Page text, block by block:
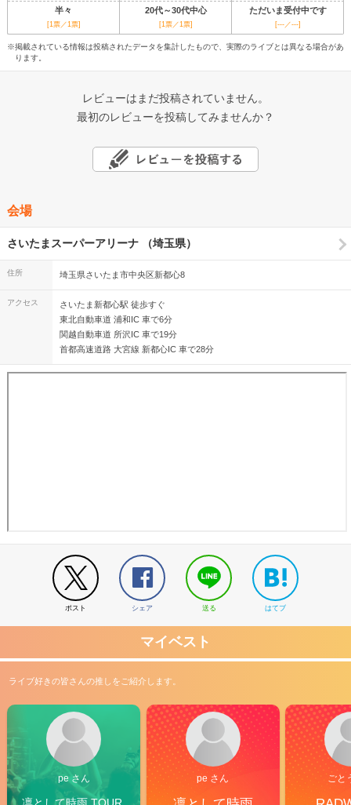
半々 20代～30代中心 ただいま受付中です
[1票／1票] [1票／1票] [---／---]
※掲載されている情報は投稿されたデータを集計したもので、実際のライブとは異なる場合があ
ります。
レビューはまだ投稿されていません。
最初のレビューを投稿してみませんか？
会場
さいたまスーパーアリーナ （埼玉県）
住所 埼玉県さいたま市中央区新都心8
アクセス
さいたま新都心駅 徒歩すぐ
東北自動車道 浦和IC 車で6分
関越自動車道 所沢IC 車で19分
首都高速道路 大宮線 新都心IC 車で28分
ポスト シェア 送る はてブ
マイベスト
ライブ好きの皆さんの推しをご紹介します。
pe さん
凛として時雨 TOUR
pe さん ごと